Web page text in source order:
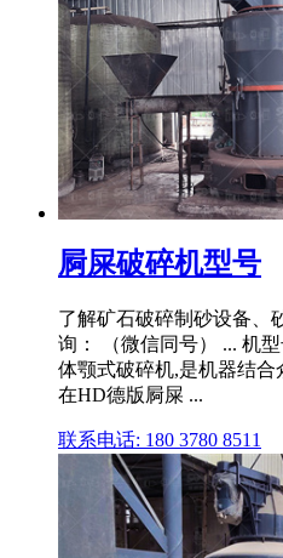
屙屎破碎机型号
了解矿石破碎制砂设备、
询： （微信同号） ... 机
体颚式破碎机,是机器结
在HD德版屙屎 ...
联系电话: 180 3780 8511